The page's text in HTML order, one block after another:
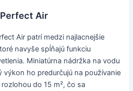
Air
Air patrí medzi najlacnejšie
navyše spĺňajú funkciu
Miniatúrna nádržka na vodu
výkon ho predurčujú na používanie
do 15 m², čo sa